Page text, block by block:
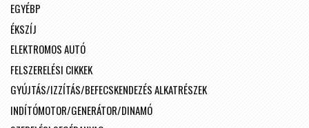
EGYÉBP
ÉKSZÍJ
ELEKTROMOS AUTÓ
FELSZERELÉSI CIKKEK
GYÚJTÁS/IZZÍTÁS/BEFECSKENDEZÉS ALKATRÉSZEK
INDÍTÓMOTOR/GENERÁTOR/DINAMÓ